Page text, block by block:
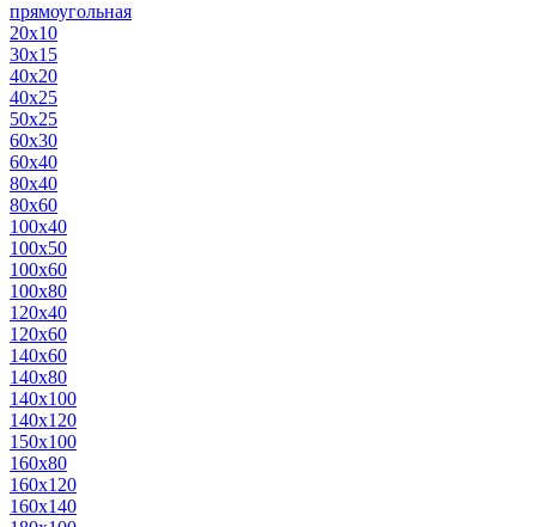
прямоугольная
20х10
30х15
40х20
40х25
50х25
60х30
60х40
80х40
80х60
100х40
100х50
100х60
100х80
120х40
120х60
140х60
140х80
140х100
140х120
150х100
160х80
160х120
160х140